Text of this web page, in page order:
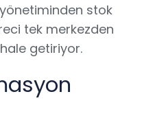
stok
tek merkezden
getiriyor.